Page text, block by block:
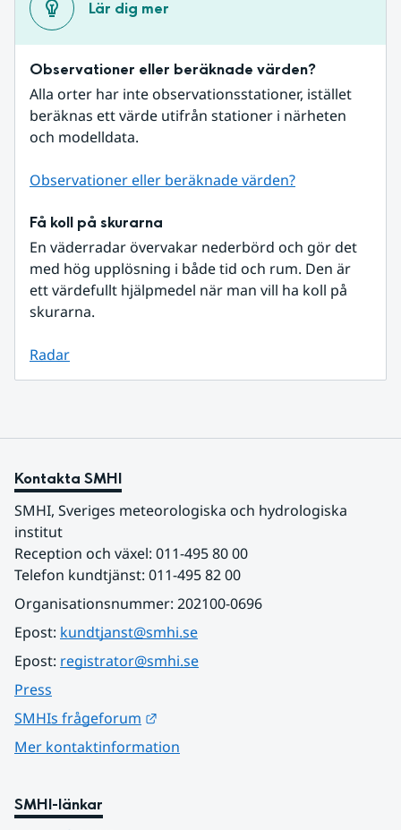
Lär dig mer
Observationer eller beräknade värden?
Alla orter har inte observationsstationer, istället
beräknas ett värde utifrån stationer i närheten
och modelldata.
Observationer eller beräknade värden?
Få koll på skurarna
En väderradar övervakar nederbörd och gör det
med hög upplösning i både tid och rum. Den är
ett värdefullt hjälpmedel när man vill ha koll på
skurarna.
Radar
Kontakta SMHI
SMHI, Sveriges meteorologiska och hydrologiska
institut
Reception och växel: 011-495 80 00
Telefon kundtjänst: 011-495 82 00
Organisationsnummer: 202100-0696
Epost: kundtjanst@smhi.se
Epost: registrator@smhi.se
Press
SMHIs frågeforum
Mer kontaktinformation
SMHI-länkar